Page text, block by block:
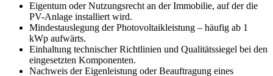
Eigentum oder Nutzungsrecht an der Immobilie, auf der die
PV-Anlage installiert wird.
Mindestauslegung der Photovoltaikleistung – häufig ab 1
kWp aufwärts.
Einhaltung technischer Richtlinien und Qualitätssiegel bei den
eingesetzten Komponenten.
Nachweis der Eigenleistung oder Beauftragung eines